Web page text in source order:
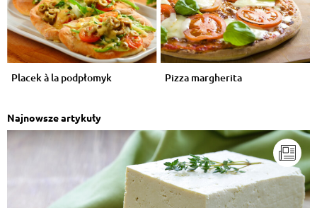
Placek à la podpłomyk Pizza margherita
Najnowsze artykuły